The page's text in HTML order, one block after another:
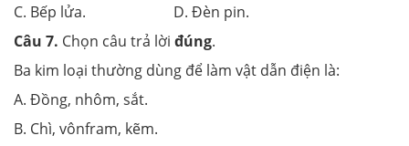
C. Bếp lửa. D. Đèn pin.
Câu 7. Chọn câu trả lời đúng.
Ba kim loại thường dùng để làm vật dẫn điện là:
A. Đồng, nhôm, sắt.
B. Chì, vônfram, kẽm.